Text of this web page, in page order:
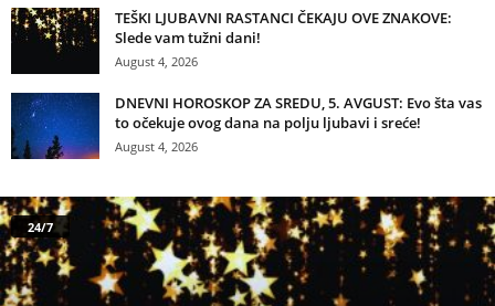
TEŠKI LJUBAVNI RASTANCI ČEKAJU OVE ZNAKOVE:
Slede vam tužni dani!
August 4, 2026
DNEVNI HOROSKOP ZA SREDU, 5. AVGUST: Evo šta vas
to očekuje ovog dana na polju ljubavi i sreće!
August 4, 2026
24/7